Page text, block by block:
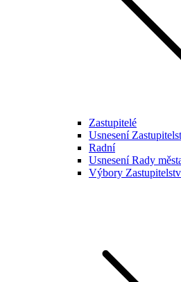
Zastupitelé
Usnesení
Radní
Usnesení Rady
Výbory